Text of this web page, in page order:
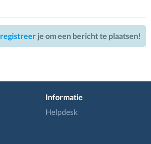
registreer je om een bericht te plaatsen!
Informatie
Helpdesk